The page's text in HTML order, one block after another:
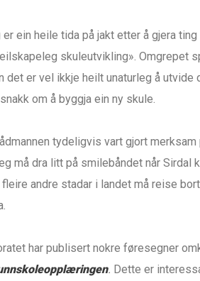
ein heile tida på jakt etter å gjera
skuleutvikling». Omgrepet
det er vel ikkje heilt unaturleg å
om å byggja ein ny skule.
tydeligvis vart gjort
må dra litt på smilebåndet når Sirdal
andre stadar i landet må reise
har publisert nokre føresegner
. Dette er